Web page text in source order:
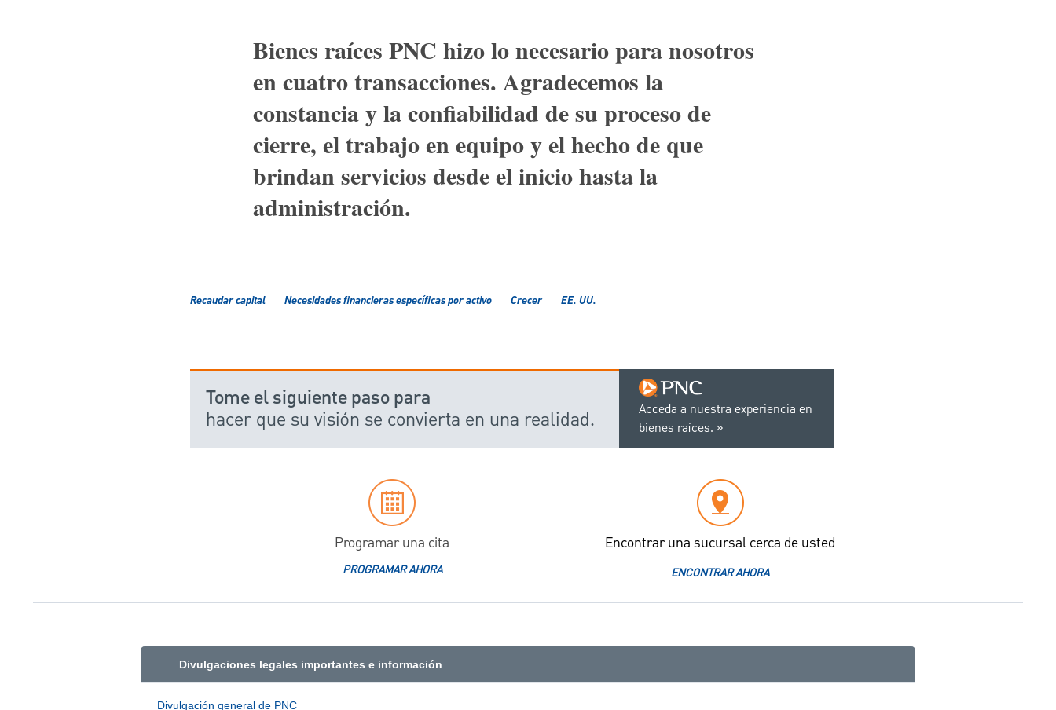
Bienes raíces PNC hizo lo necesario para nosotros
en cuatro transacciones. Agradecemos la
constancia y la confiabilidad de su proceso de
cierre, el trabajo en equipo y el hecho de que
brindan servicios desde el inicio hasta la
administración.
Recaudar capital Necesidades financieras específicas por activo Crecer EE. UU.
Acceda a nuestra experiencia en
bienes raíces.
Tome el siguiente paso para
hacer que su visión se convierta en una realidad.
Programar una cita
PROGRAMAR AHORA
Encontrar una sucursal cerca de usted
ENCONTRAR AHORA
Divulgaciones legales importantes e información
Divulgación general de PNC